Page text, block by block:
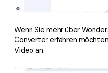
Wenn Sie mehr über
Converter erfahren
Video an: